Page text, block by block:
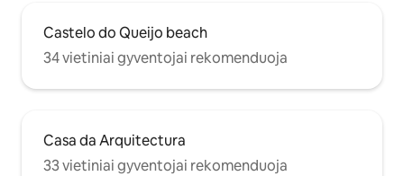
Castelo do Queijo beach
34 vietiniai gyventojai rekomenduoja
Casa da Arquitectura
33 vietiniai gyventojai rekomenduoja